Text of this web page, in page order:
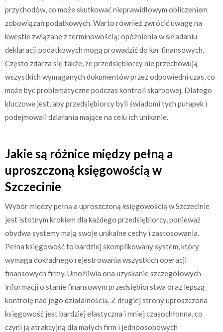
przychodów, co może skutkować nieprawidłowym obliczeniem
zobowiązań podatkowych. Warto również zwrócić uwagę na
kwestie związane z terminowością; opóźnienia w składaniu
deklaracji podatkowych mogą prowadzić do kar finansowych.
Często zdarza się także, że przedsiębiorcy nie przechowują
wszystkich wymaganych dokumentów przez odpowiedni czas, co
może być problematyczne podczas kontroli skarbowej. Dlatego
kluczowe jest, aby przedsiębiorcy byli świadomi tych pułapek i
podejmowali działania mające na celu ich unikanie.
Jakie są różnice między pełną a
uproszczoną księgowością w
Szczecinie
Wybór między pełną a uproszczoną księgowością w Szczecinie
jest istotnym krokiem dla każdego przedsiębiorcy, ponieważ
obydwa systemy mają swoje unikalne cechy i zastosowania.
Pełna księgowość to bardziej skomplikowany system, który
wymaga dokładnego rejestrowania wszystkich operacji
finansowych firmy. Umożliwia ona uzyskanie szczegółowych
informacji o stanie finansowym przedsiębiorstwa oraz lepszą
kontrolę nad jego działalnością. Z drugiej strony uproszczona
księgowość jest bardziej elastyczna i mniej czasochłonna, co
czyni ją atrakcyjną dla małych firm i jednoosobowych